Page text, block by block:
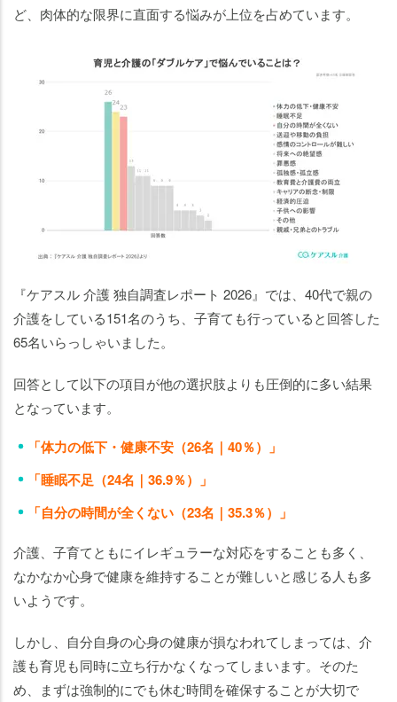
ど、肉体的な限界に直面する悩みが上位を占めています。
『ケアスル 介護 独自調査レポート 2026』では、40代で親の
介護をしている151名のうち、子育ても行っていると回答した
65名いらっしゃいました。
回答として以下の項目が他の選択肢よりも圧倒的に多い結果
となっています。
「体力の低下・健康不安（26名｜40％）」
「睡眠不足（24名｜36.9％）」
「自分の時間が全くない（23名｜35.3％）」
介護、子育てともにイレギュラーな対応をすることも多く、
なかなか心身で健康を維持することが難しいと感じる人も多
いようです。
しかし、自分自身の心身の健康が損なわれてしまっては、介
護も育児も同時に立ち行かなくなってしまいます。そのた
め、まずは強制的にでも休む時間を確保することが大切で